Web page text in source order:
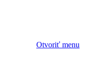
Otvoriť menu